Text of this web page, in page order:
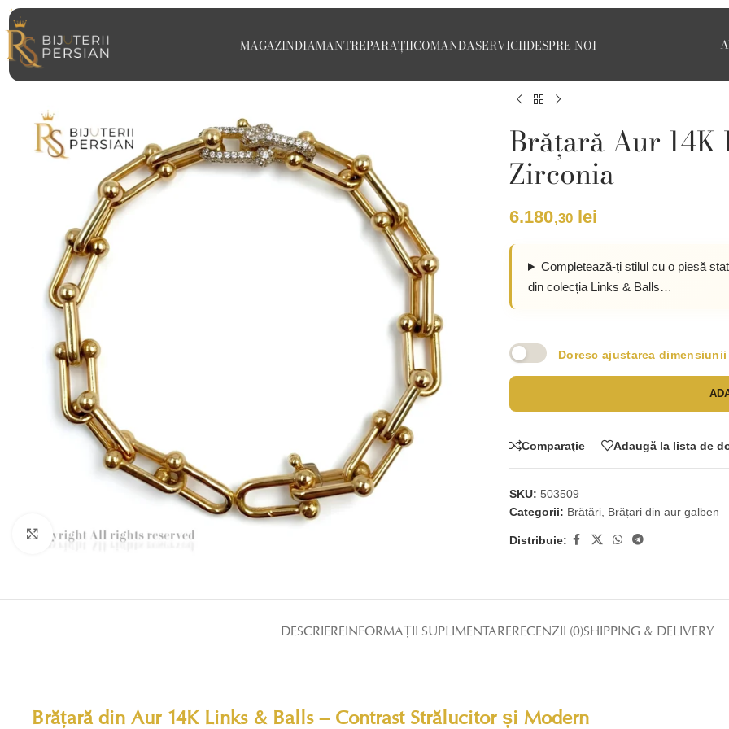
MAGAZINDIAMANTREPARAȚIICOMANDASERVICIIDESPRE NOI
Click pentru a mări
Brățară Aur
Zirconia
6.180,30lei
Completează-ți stilul cu o piesă
din colecția Links & Balls…
Doresc ajustarea
Comparaţie Adaugă la lista de
SKU: 503509
Categorii: Brățări, Brățari din aur galben
Distribuie:
DESCRIEREINFORMAȚII SUPLIMENTARERECENZII (0)SHIPPING & DELIVERY
Brățară din Aur 14K Links & Balls – Contrast Strălucitor și Modern